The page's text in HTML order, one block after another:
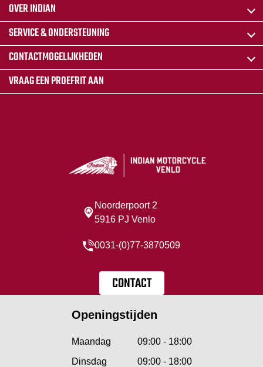
OVER INDIAN
SERVICE & ONDERSTEUNING
CONTACTMOGELIJKHEDEN
VRAAG EEN PROEFRIT AAN
Noorderpoort 2
5916 PJ Venlo
0031-(0)77-3870509
CONTACT
Openingstijden
Maandag
09:00 - 18:00
Dinsdag
09:00 - 18:00